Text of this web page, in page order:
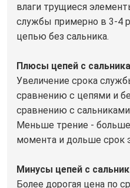
влаги трущиеся
службы примерно в 3-4
цепью без сальника.
Плюсы цепей с
Увеличение срока
сравнению с цепями и
сравнению с
Меньше трение -
момента и дольше срок
Минусы цепей с
Более дорогая цена по